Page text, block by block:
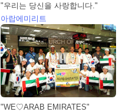
"우리는 당신을 사랑합니다."
아랍에미리트
"WE♡ARAB EMIRATES"